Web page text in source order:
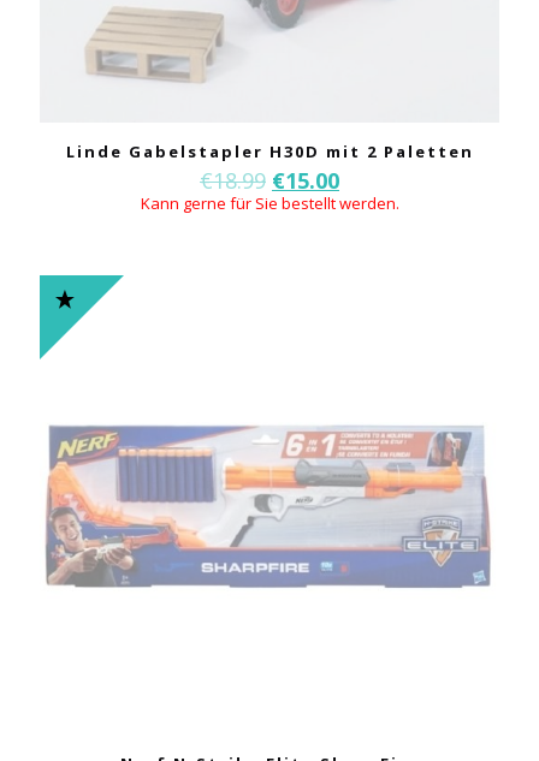
Linde Gabelstapler H30D mit 2 Paletten
€18.99 €15.00
Kann gerne für Sie bestellt werden.